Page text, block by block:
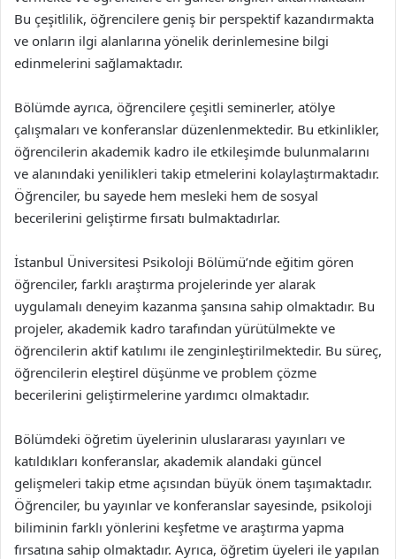
Bu çeşitlilik, öğrencilere geniş bir perspektif kazandırmakta
ve onların ilgi alanlarına yönelik derinlemesine bilgi
edinmelerini sağlamaktadır.
Bölümde ayrıca, öğrencilere çeşitli seminerler, atölye
çalışmaları ve konferanslar düzenlenmektedir. Bu etkinlikler,
öğrencilerin akademik kadro ile etkileşimde bulunmalarını
ve alanındaki yenilikleri takip etmelerini kolaylaştırmaktadır.
Öğrenciler, bu sayede hem mesleki hem de sosyal
becerilerini geliştirme fırsatı bulmaktadırlar.
İstanbul Üniversitesi Psikoloji Bölümü’nde eğitim gören
öğrenciler, farklı araştırma projelerinde yer alarak
uygulamalı deneyim kazanma şansına sahip olmaktadır. Bu
projeler, akademik kadro tarafından yürütülmekte ve
öğrencilerin aktif katılımı ile zenginleştirilmektedir. Bu süreç,
öğrencilerin eleştirel düşünme ve problem çözme
becerilerini geliştirmelerine yardımcı olmaktadır.
Bölümdeki öğretim üyelerinin uluslararası yayınları ve
katıldıkları konferanslar, akademik alandaki güncel
gelişmeleri takip etme açısından büyük önem taşımaktadır.
Öğrenciler, bu yayınlar ve konferanslar sayesinde, psikoloji
biliminin farklı yönlerini keşfetme ve araştırma yapma
fırsatına sahip olmaktadır. Ayrıca, öğretim üyeleri ile yapılan